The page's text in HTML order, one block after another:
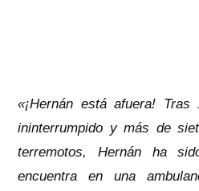
«¡Hernán está afuera!
ininterrumpido y más de
terremotos, Hernán ha
encuentra en una